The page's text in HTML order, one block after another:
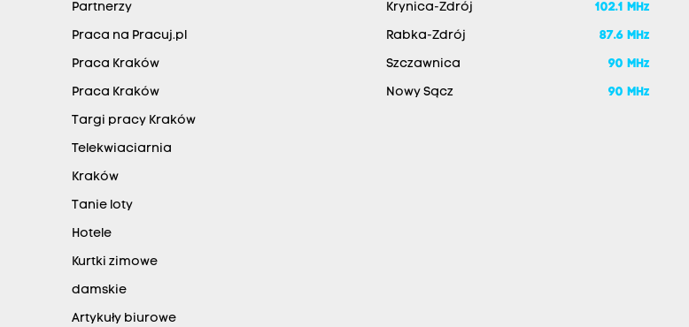
Partnerzy
Praca na Pracuj.pl
Praca Kraków
Praca Kraków
Targi pracy Kraków
Telekwiaciarnia
Kraków
Tanie loty
Hotele
Kurtki zimowe
damskie
Artykuły biurowe
Krynica-Zdrój 102.1 MHz
Rabka-Zdrój 87.6 MHz
Szczawnica 90 MHz
Nowy Sącz 90 MHz